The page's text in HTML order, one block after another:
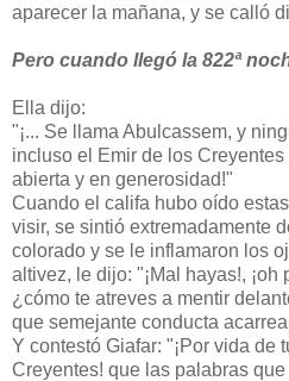
aparecer la mañana, y se calló
Pero cuando llegó la 822ª
Ella dijo:
"¡... Se llama Abulcassem, y
incluso el Emir de los
abierta y en generosidad!"
Cuando el califa hubo oído
visir, se sintió extremadamente
colorado y se le inflamaron los
altivez, le dijo: "¡Mal hayas!, ¡oh
¿cómo te atreves a mentir
que semejante conducta
Y contestó Giafar: "¡Por vida de
Creyentes! que las palabras